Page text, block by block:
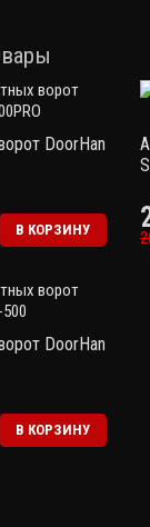
DoorHan
В КОРЗИНУ
DoorHan
В КОРЗИНУ